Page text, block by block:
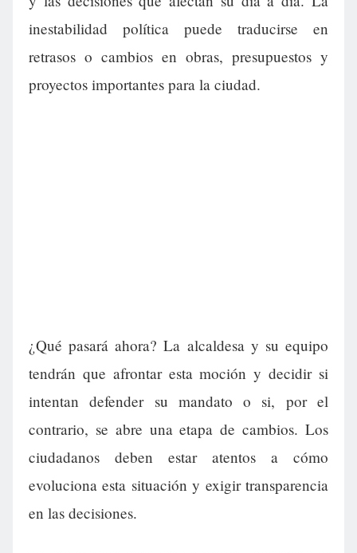
inestabilidad política puede traducirse en
retrasos o cambios en obras, presupuestos y
proyectos importantes para la ciudad.
¿Qué pasará ahora? La alcaldesa y su equipo
tendrán que afrontar esta moción y decidir si
intentan defender su mandato o si, por el
contrario, se abre una etapa de cambios. Los
ciudadanos deben estar atentos a cómo
evoluciona esta situación y exigir transparencia
en las decisiones.